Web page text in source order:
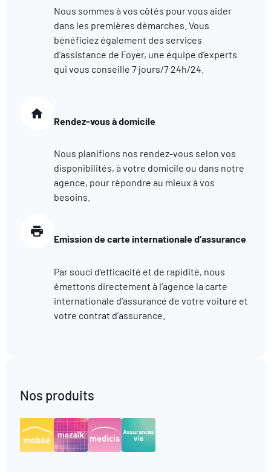
Nous sommes à vos côtés pour vous aider
dans les premières démarches. Vous
bénéficiez également des services
d’assistance de Foyer, une équipe d’experts
qui vous conseille 7 jours/7 24h/24.
Rendez-vous à domicile
Nous planifions nos rendez-vous selon vos
disponibilités, à votre domicile ou dans notre
agence, pour répondre au mieux à vos
besoins.
Emission de carte internationale d’assurance
Par souci d’efficacité et de rapidité, nous
émettons directement à l’agence la carte
internationale d’assurance de votre voiture et
votre contrat d’assurance.
Nos produits